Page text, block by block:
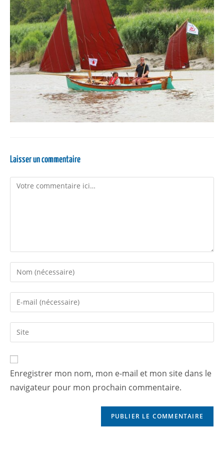
Laisser un commentaire
Enregistrer mon nom, mon e-mail et mon site dans le
navigateur pour mon prochain commentaire.